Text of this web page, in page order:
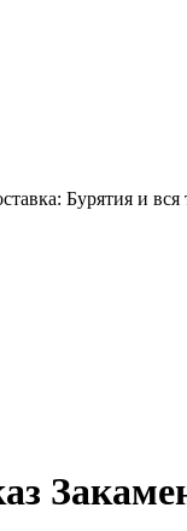
Бурятия и вся